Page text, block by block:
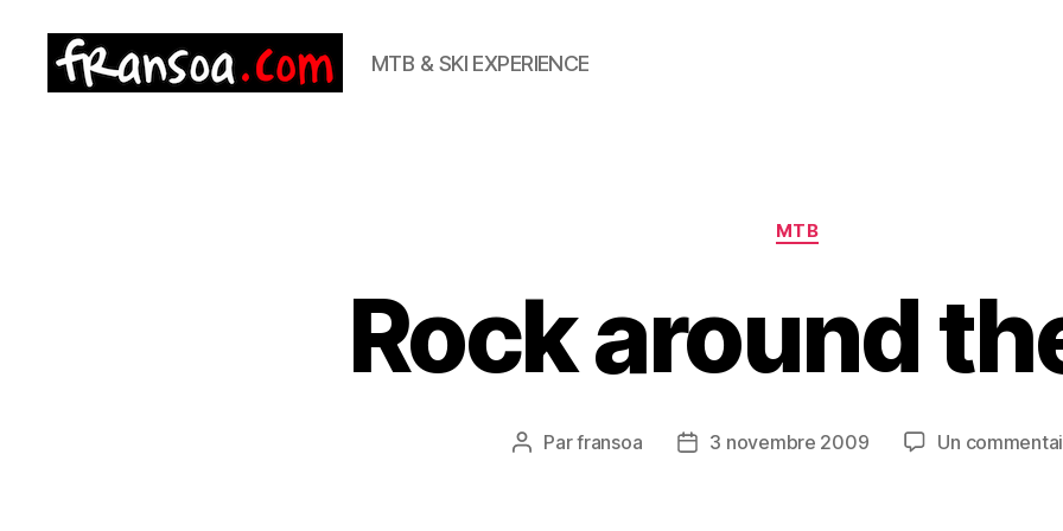
MTB & SKI EXPERIENCE
Catégories
MTB
Rock around
Auteur
Parfransoa
Date3 novembre 2009 Un